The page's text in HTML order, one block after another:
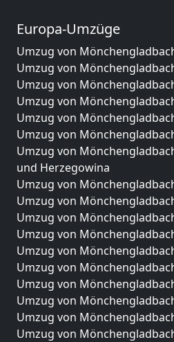
Europa-Umzüge
Umzug von
Umzug von
Umzug von
Umzug von
Umzug von
Umzug von
Umzug von
und Herzegowina
Umzug von
Umzug von
Umzug von
Umzug von
Umzug von
Umzug von
Umzug von
Umzug von
Umzug von
Umzug von